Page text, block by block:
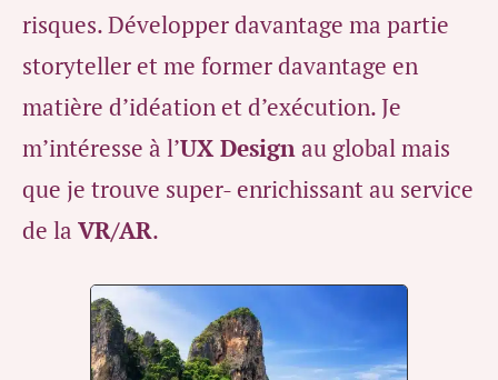
risques. Développer davantage ma partie
storyteller et me former davantage en
matière d’idéation et d’exécution. Je
m’intéresse à l’UX Designau global mais
que je trouve super- enrichissant au service
de la VR/AR.